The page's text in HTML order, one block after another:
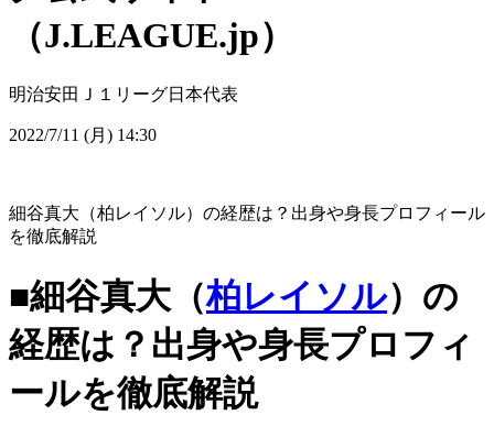
（J.LEAGUE.jp）
明治安田Ｊ１リーグ日本代表
2022/7/11 (月) 14:30
細谷真大（柏レイソル）の経歴は？出身や身長プロフィール
を徹底解説
■細谷真大（柏レイソル）の
経歴は？出身や身長プロフィ
ールを徹底解説